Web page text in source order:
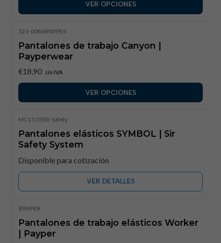
VER OPCIONES
321-0084|PAYPER
Pantalones de trabajo Canyon |
Payperwear
€18,90 sin IVA
VER OPCIONES
MC1119|Sir Safety
Pantalones elásticos SYMBOL | Sir
Safety System​
Disponible para cotización
VER DETALLES
|PAYPER
Pantalones de trabajo elásticos Worker
| Payper